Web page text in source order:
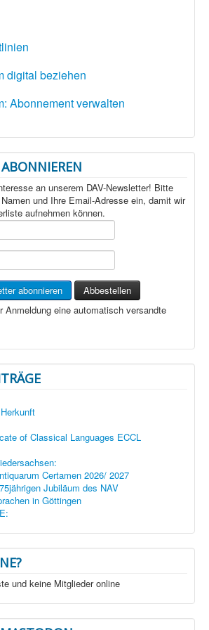
digital beziehen
Abonnement verwalten
an unserem DAV-Newsletter! Bitte
und Ihre Email-Adresse ein, damit wir
aufnehmen können.
Anmeldung eine automatisch versandte
of Classical Languages ECCL
Certamen 2026/ 2027
Jubiläum des NAV
in Göttingen
und keine Mitglieder online